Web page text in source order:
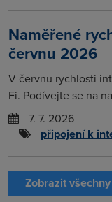
Naměřené
červnu 2026
V červnu rychlosti
Fi. Podívejte se na
7. 7. 2026
připojení k
Zobrazit